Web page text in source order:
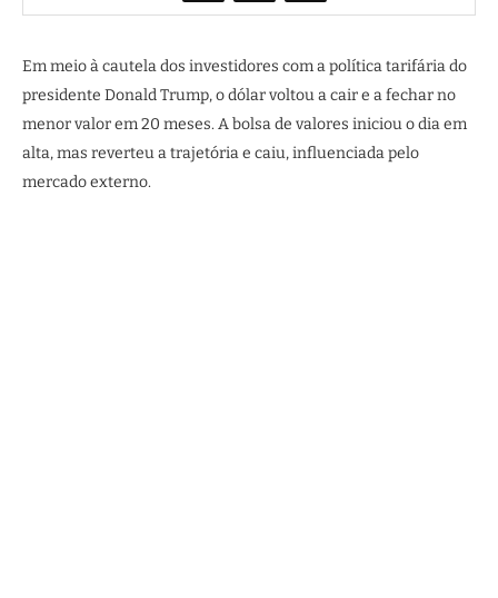
Em meio à cautela dos investidores com a política tarifária do
presidente Donald Trump, o dólar voltou a cair e a fechar no
menor valor em 20 meses. A bolsa de valores iniciou o dia em
alta, mas reverteu a trajetória e caiu, influenciada pelo
mercado externo.